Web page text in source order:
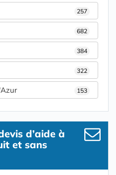
257
682
384
322
153
d’aide à
et sans